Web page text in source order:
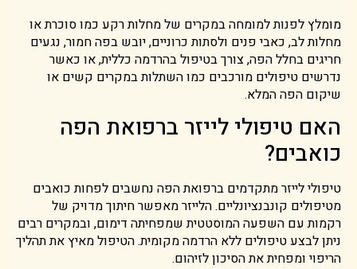
מומלץ לפנות למומחה במקרים של מחלות רקע כמו סוכרת או
מחלות לב, כאבי פנים ולסתות כרוניים, יובש בפה חמור, נגעים
חריגים בחלל הפה, צורך בטיפול בהרדמה כללית, או כאשר
נדרשים טיפולים מורכבים כמו השתלות במקרים קשים או
שיקום הפה המלא.
האם טיפולי לייזר ברפואת הפה
כואבים?
טיפולי לייזר מתקדמים ברפואת הפה נחשבים לפחות כואבים
מטיפולים קונבנציונליים. הלייזר מאפשר חיתוך מדויק של
רקמות עם השפעה המוסטטית שמפחיתה דימום, ובמקרים רבים
ניתן לבצע טיפולים ללא הרדמה מקומית. הטיפול מאיץ את תהליך
הריפוי ומפחית את הסיכון לזיהום.